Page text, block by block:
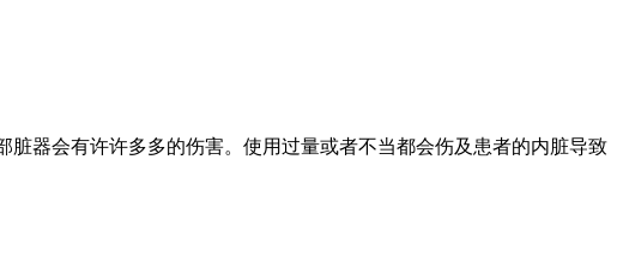
器会有许许多多的伤害。使用过量或者不当都会伤及患者的内脏导致